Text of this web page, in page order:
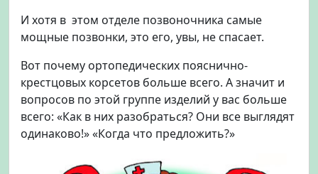
р
с
т
н
а
н
ы
И хотя в этом отделе позвоночника самые
мощные позвонки, это его, увы, не спасает.
Вот почему ортопедических пояснично-
крестцовых корсетов больше всего. А значит и
вопросов по этой группе изделий у вас больше
всего: «Как в них разобраться? Они все выглядят
одинаково!» «Когда что предложить?»